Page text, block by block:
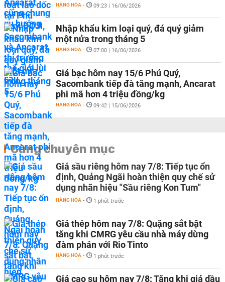
HÀNG HÓA - 09:23 | 16/06/2026
Nhập khẩu kim loại quý, đá quý giảm
một nửa trong tháng 5
HÀNG HÓA - 07:00 | 16/06/2026
Giá bạc hôm nay 15/6 Phú Quý,
Sacombank tiếp đà tăng mạnh, Ancarat
phi mã hơn 4 triệu đồng/kg
HÀNG HÓA - 09:42 | 15/06/2026
Cùng chuyên mục
Giá sầu riêng hôm nay 7/8: Tiếp tục ổn
định, Quảng Ngãi hoàn thiện quy chế sử
dụng nhãn hiệu "Sầu riêng Kon Tum"
HÀNG HÓA - 1 phút trước
Giá thép hôm nay 7/8: Quặng sắt bật
tăng khi CMRG yêu cầu nhà máy dừng
đàm phán với Rio Tinto
HÀNG HÓA - 1 phút trước
Giá cao su hôm nay 7/8: Tăng khi giá dầu